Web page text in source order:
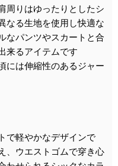
周りはゆったりとしたシ
なる生地を使用し快適な
なパンツやスカートと合
来るアイテムです
には伸縮性のあるジャー
で軽やかなデザインで
、ウエストゴムで穿き心